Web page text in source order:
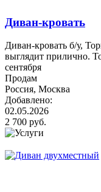
Диван-кровать
Диван-кровать б/у,
выглядит прилично.
сентября
Продам
Россия, Москва
Добавлено:
02.05.2026
2 700 руб.